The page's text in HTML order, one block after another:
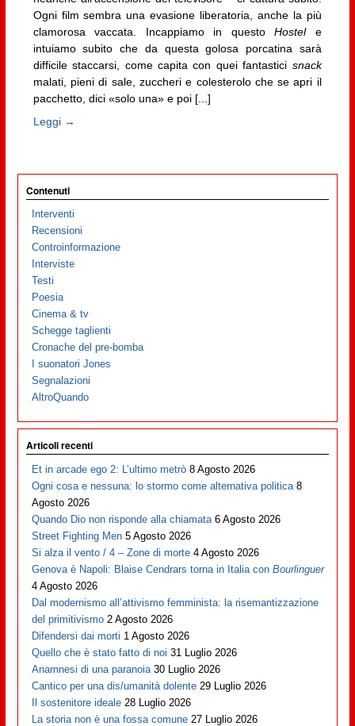
Ogni film sembra una evasione liberatoria, anche la più
clamorosa vaccata. Incappiamo in questoHostel e
intuiamo subito che da questa golosa porcatina sarà
difficile staccarsi, come capita con quei fantastici snack
malati, pieni di sale, zuccheri e colesterolo che se apri il
pacchetto, dici «solo una» e poi [...]
Leggi →
Contenuti
Interventi
Recensioni
Controinformazione
Interviste
Testi
Poesia
Cinema & tv
Schegge taglienti
Cronache del pre-bomba
I suonatori Jones
Segnalazioni
AltroQuando
Articoli recenti
Et in arcade ego 2: L’ultimo metrò 8 Agosto 2026
Ogni cosa e nessuna: lo stormo come alternativa politica 8
Agosto 2026
Quando Dio non risponde alla chiamata 6 Agosto 2026
Street Fighting Men 5 Agosto 2026
Si alza il vento / 4 – Zone di morte 4 Agosto 2026
Genova è Napoli: Blaise Cendrars torna in Italia conBourlinguer
4 Agosto 2026
Dal modernismo all’attivismo femminista: la risemantizzazione
del primitivismo 2 Agosto 2026
Difendersi dai morti 1 Agosto 2026
Quello che è stato fatto di noi 31 Luglio 2026
Anamnesi di una paranoia 30 Luglio 2026
Cantico per una dis/umanità dolente 29 Luglio 2026
Il sostenitore ideale 28 Luglio 2026
La storia non è una fossa comune 27 Luglio 2026